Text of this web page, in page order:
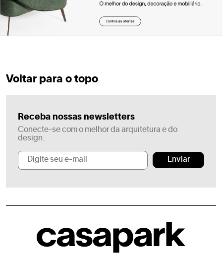
Voltar para o topo
Receba nossas newsletters
Conecte-se com o melhor da arquitetura e do
design.
Enviar